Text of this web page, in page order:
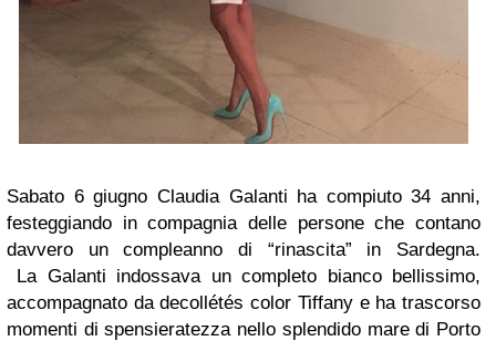
Sabato 6 giugno Claudia Galanti ha compiuto 34 anni,
festeggiando in compagnia delle persone che contano
davvero un compleanno di “rinascita” in Sardegna.
La Galanti indossava un completo bianco bellissimo,
accompagnato da decollétés color Tiffany e ha trascorso
momenti di spensieratezza nello splendido mare di Porto